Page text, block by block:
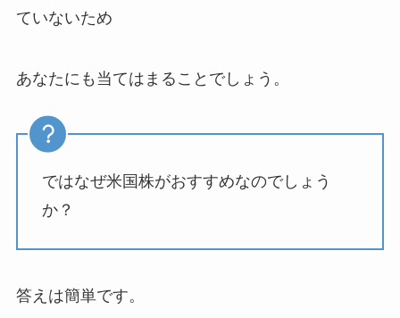
ていないため
あなたにも当てはまることでしょう。
ではなぜ米国株がおすすめなのでしょう
か？
答えは簡単です。